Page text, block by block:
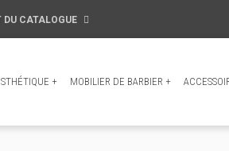
CATALOGUE
+ MOBILIER DE BARBIER +